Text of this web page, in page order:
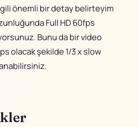
önemli bir detay belirteyim
Full HD 60fps
Bunu da bir video
olacak şekilde 1/3 x slow